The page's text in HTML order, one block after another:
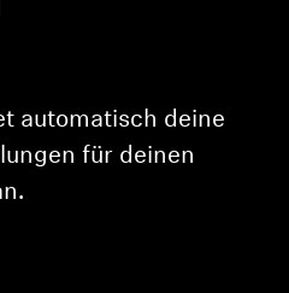
automatisch deine
für deinen
hinzuzufügen und
Artikel anzuzeigen.